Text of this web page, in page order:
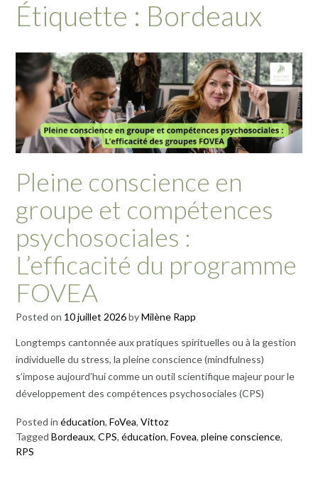
Étiquette : Bordeaux
Pleine conscience en
groupe et compétences
psychosociales :
L’efficacité du programme
FOVEA
Posted on 10 juillet 2026byMilène Rapp
Longtemps cantonnée aux pratiques spirituelles ou à la gestion
individuelle du stress, la pleine conscience (mindfulness)
s’impose aujourd’hui comme un outil scientifique majeur pour le
développement des compétences psychosociales (CPS)
Posted in éducation, FoVea, Vittoz
Tagged Bordeaux, CPS, éducation, Fovea, pleine conscience,
RPS